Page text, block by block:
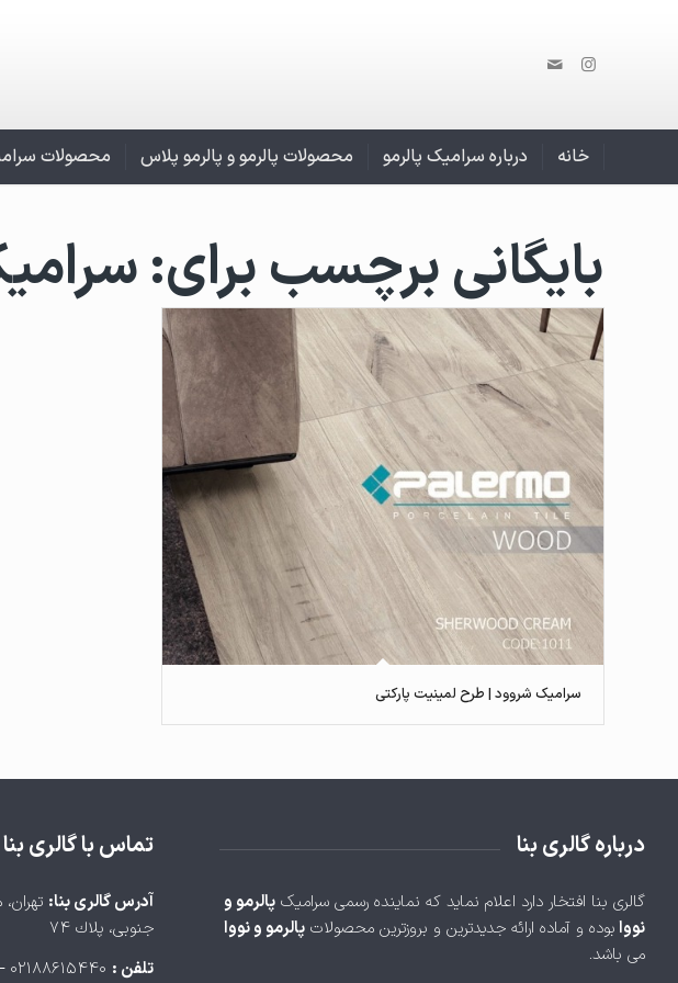
خانه درباره سرامیک پالرمو محصولات پالرمو و پالرمو پلاس محصولات
بایگانی برچسب برای:
سرامیک شروود | طرح لمینیت پارکتی
درباره گالری بنا
گالری بنا افتخار دارد اعلام نماید که نماینده رسمی سرامیک پالرمو و
نووابوده و آماده ارائه جدیدترین و بروزترین محصولات پالرمو و نووا
می باشد.
تماس با گالری بنا
آدرس گالری بنا:
جنوبی، پلاك ۷۴
تلفن :